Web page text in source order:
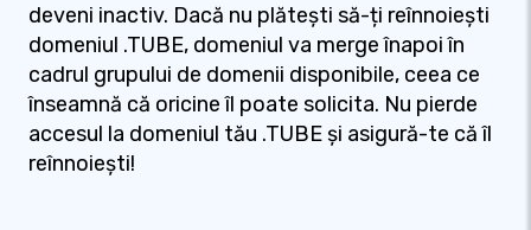
deveni inactiv. Dacă nu plătești să-ți reînnoiești
domeniul .TUBE, domeniul va merge înapoi în
cadrul grupului de domenii disponibile, ceea ce
înseamnă că oricine îl poate solicita. Nu pierde
accesul la domeniul tău .TUBE și asigură-te că îl
reînnoiești!